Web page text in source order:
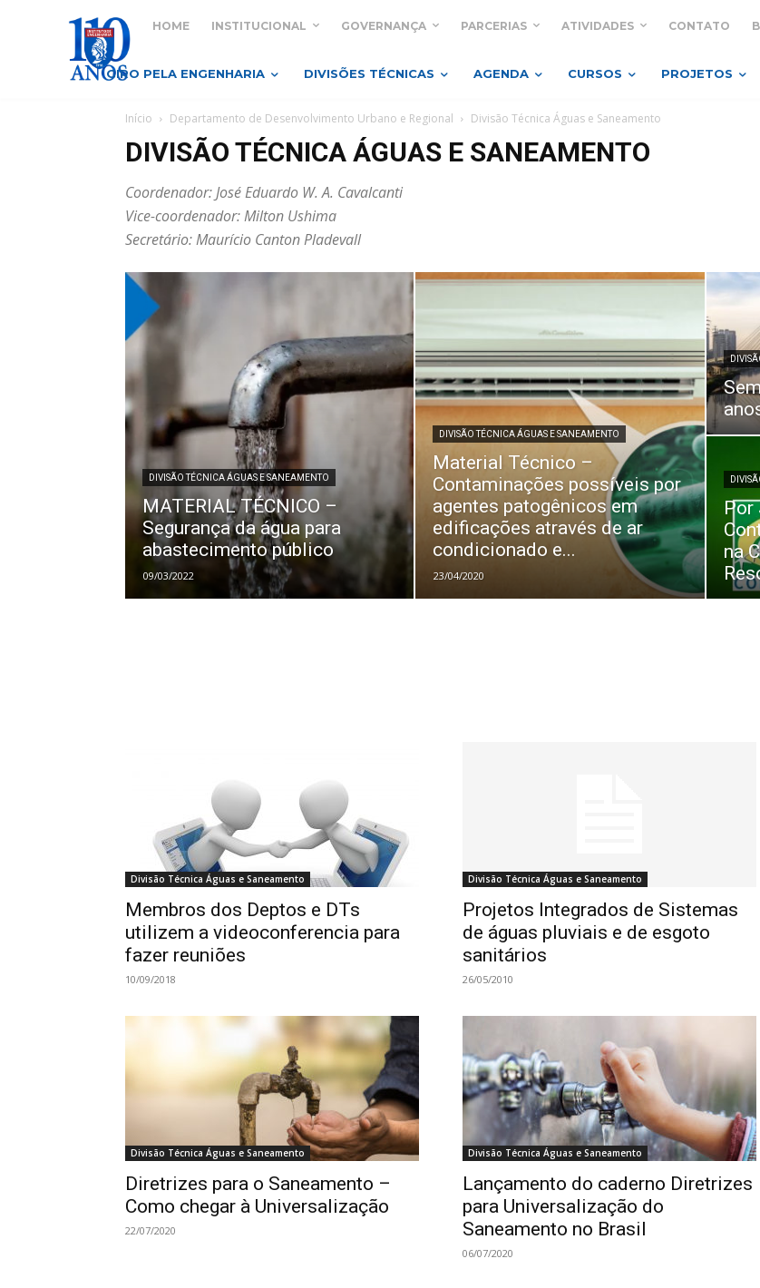
HOME INSTITUCIONAL GOVERNANÇA PARCERIAS ATIVIDADES CONTATO
GIRO PELA ENGENHARIA DIVISÕES TÉCNICAS AGENDA CURSOS PROJETOS
Início Departamento de Desenvolvimento Urbano e Regional Divisão Técnica Águas e Saneamento
DIVISÃO TÉCNICA ÁGUAS E SANEAMENTO
Coordenador: José Eduardo W. A. Cavalcanti
Vice-coordenador: Milton Ushima
Secretário: Maurício Canton Pladevall
DIVISÃO TÉCNICA ÁGUAS E SANEAMENTO
MATERIAL TÉCNICO –
Segurança da água para
abastecimento público
09/03/2022
DIVISÃO TÉCNICA ÁGUAS E SANEAMENTO
Material Técnico –
Contaminações possíveis por
agentes patogênicos em
edificações através de ar
condicionado e...
23/04/2020
Por
na
Divisão Técnica Águas e Saneamento
Membros dos Deptos e DTs
utilizem a videoconferencia para
fazer reuniões
10/09/2018
Divisão Técnica Águas e Saneamento
Projetos Integrados de Sistemas
de águas pluviais e de esgoto
sanitários
26/05/2010
Divisão Técnica Águas e Saneamento
Diretrizes para o Saneamento –
Como chegar à Universalização
22/07/2020
Divisão Técnica Águas e Saneamento
Lançamento do caderno Diretrizes
para Universalização do
Saneamento no Brasil
06/07/2020